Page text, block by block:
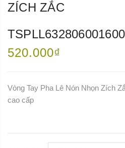
ZÍCH ZẮC
520.000₫
Vòng Tay Pha Lê Nón Nhọn Zích
cao cấp